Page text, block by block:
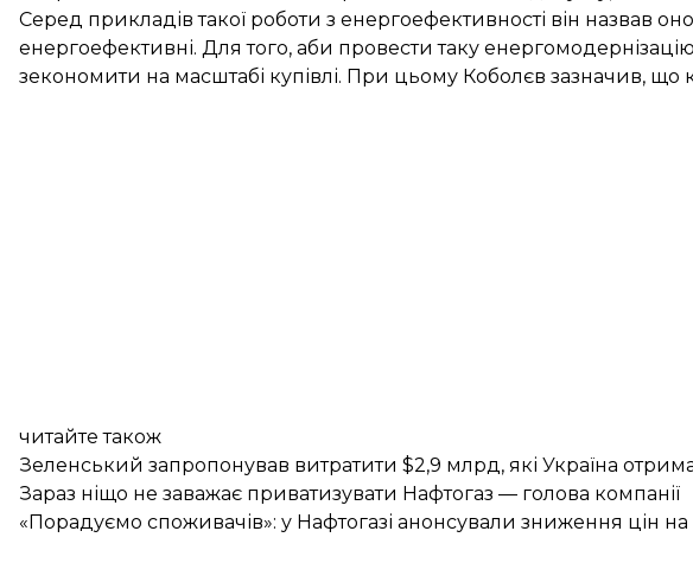
Серед прикладів такої роботи з енергоефективності він назвав
енергоефективні. Для того, аби провести таку
зекономити на масштабі купівлі. При цьому Коболєв зазначив, що
читайте також
Зеленський запропонував витратити $2,9 млрд, які Україна
Зараз ніщо не заважає приватизувати Нафтогаз — голова компанії
«Порадуємо споживачів»: у Нафтогазі анонсували зниження цін на